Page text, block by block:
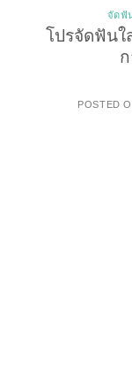
จัดฟั
โปรจัดฟันใ
POSTED